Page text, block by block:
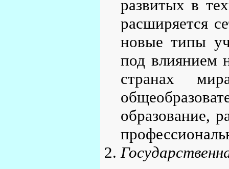
развитых в
расширяется
новые типы
под влиянием
странах
образование,